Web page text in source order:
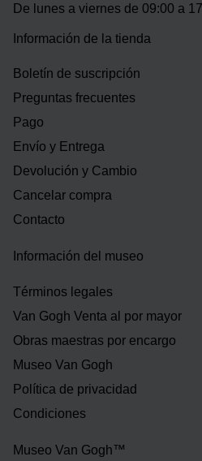
De lunes a viernes de 09:00 a
Información de la tienda
Boletín de suscripción
Preguntas frecuentes
Pago
Envío y Entrega
Devolución y Cambio
Cancelar compra
Contacto
Información del museo
Términos legales
Van Gogh Venta al por mayor
Obras maestras por encargo
Museo Van Gogh
Política de privacidad
Condiciones
Museo Van Gogh™